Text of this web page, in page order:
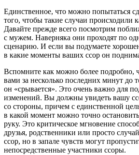
Единственное, что можно попытаться
того, чтобы такие случаи происходили
Давайте прежде всего посмотрим
с мужем. Наверняка они проходят по
сценарию. И если вы подумаете
в какие моменты ваших ссор он
Вспомните как можно более подробно,
вами за несколько последних минут до
он «срывается». Это очень важно для
изменений. Вы должны увидеть вашу
со стороны, причем с единственной
в какой момент можно точно
руку. Это критическое мгновение
друзья, родственники или просто
ссор, но в запале чувств могут
непосредственные участники ссоры.